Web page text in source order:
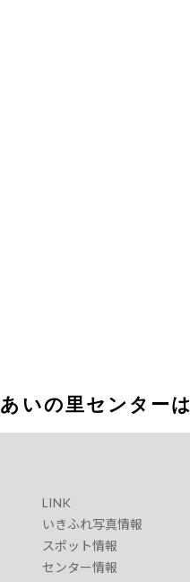
いの里センターは
LINK
いきふれ写真情報
スポット情報
センター情報